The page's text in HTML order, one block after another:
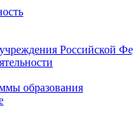
Российской
образования